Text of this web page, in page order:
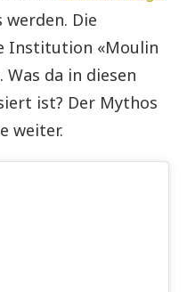
werden. Die
Institution «Moulin
da in diesen
ist? Der Mythos
weiter.